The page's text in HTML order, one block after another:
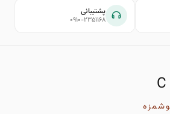
پشتیبانی
۰۹۱۰-۲۳۵۱۱۶۸